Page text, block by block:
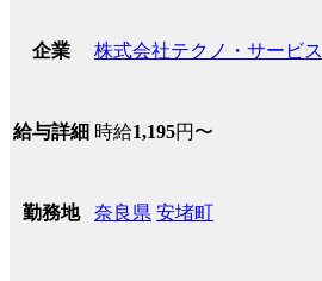
企業 株式会社テクノ・サービス
給与詳細 時給1,195円〜
勤務地 奈良県 安堵町